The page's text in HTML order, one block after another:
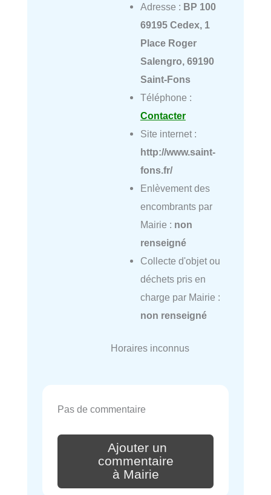
Adresse : BP 100
69195 Cedex, 1
Place Roger
Salengro, 69190
Saint-Fons
Téléphone :
Contacter
Site internet :
http://www.saint-
fons.fr/
Enlèvement des
encombrants par
Mairie : non
renseigné
Collecte d'objet ou
déchets pris en
charge par Mairie :
non renseigné
Horaires inconnus
Pas de commentaire
Ajouter un
commentaire
à Mairie